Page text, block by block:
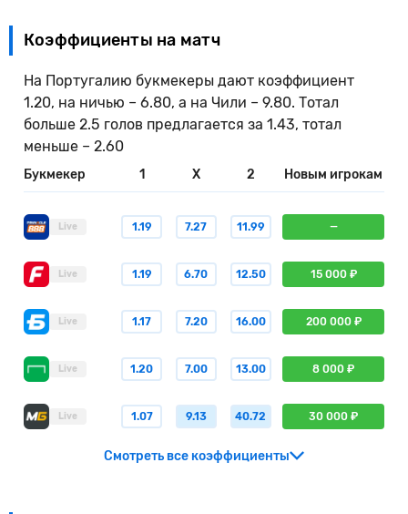
Коэффициенты на матч
На Португалию букмекеры дают коэффициент
1.20, на ничью – 6.80, а на Чили – 9.80. Тотал
больше 2.5 голов предлагается за 1.43, тотал
меньше – 2.60
Букмекер 1 X 2 Новым игрокам
Live 1.19 7.27 11.99 —
Live 1.19 6.70 12.50 15 000 ₽
Live 1.17 7.20 16.00 200 000 ₽
Live 1.20 7.00 13.00 8 000 ₽
Live 1.07 9.13 40.72 30 000 ₽
Смотреть все коэффициенты